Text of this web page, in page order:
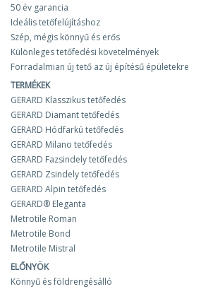
50 év garancia
Ideális tetőfelújításhoz
Szép, mégis könnyű és erős
Különleges tetőfedési követelmények
Forradalmian új tető az új építésű épületekre
TERMÉKEK
GERARD Klasszikus tetőfedés
GERARD Diamant tetőfedés
GERARD Hódfarkú tetőfedés
GERARD Milano tetőfedés
GERARD Fazsindely tetőfedés
GERARD Zsindely tetőfedés
GERARD Alpin tetőfedés
GERARD® Eleganta
Metrotile Roman
Metrotile Bond
Metrotile Mistral
ELŐNYÖK
Könnyű és földrengésálló